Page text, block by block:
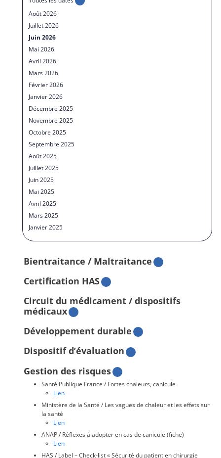
Août 2026
Juillet 2026
Juin 2026
Mai 2026
Avril 2026
Mars 2026
Février 2026
Janvier 2026
Décembre 2025
Novembre 2025
Octobre 2025
Septembre 2025
Août 2025
Juillet 2025
Juin 2025
Mai 2025
Avril 2025
Mars 2025
Janvier 2025
Bientraitance / Maltraitance
Certification HAS
Circuit du médicament / dispositifs
médicaux
Développement durable
Dispositif d’évaluation
Gestion des risques
Santé Publique France / Fortes chaleurs, canicule
Lien
Ministère de la Santé / Les vagues de chaleur et les effets sur
la santé
Lien
ANAP / Réflexes à adopter en cas de canicule (fiche)
Lien
HAS / Label – Check-list « Sécurité du patient en chirurgie